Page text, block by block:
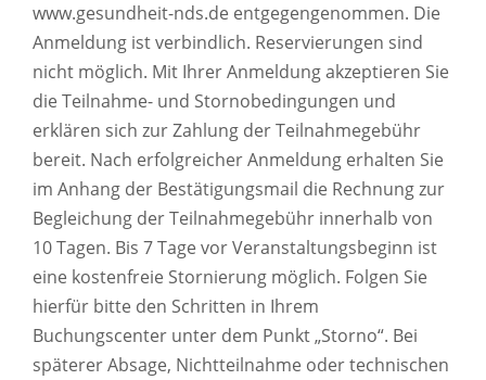
www.gesundheit-nds.de entgegengenommen. Die
Anmeldung ist verbindlich. Reservierungen sind
nicht möglich. Mit Ihrer Anmeldung akzeptieren Sie
die Teilnahme- und Stornobedingungen und
erklären sich zur Zahlung der Teilnahmegebühr
bereit. Nach erfolgreicher Anmeldung erhalten Sie
im Anhang der Bestätigungsmail die Rechnung zur
Begleichung der Teilnahmegebühr innerhalb von
10 Tagen. Bis 7 Tage vor Veranstaltungsbeginn ist
eine kostenfreie Stornierung möglich. Folgen Sie
hierfür bitte den Schritten in Ihrem
Buchungscenter unter dem Punkt „Storno“. Bei
späterer Absage, Nichtteilnahme oder technischen